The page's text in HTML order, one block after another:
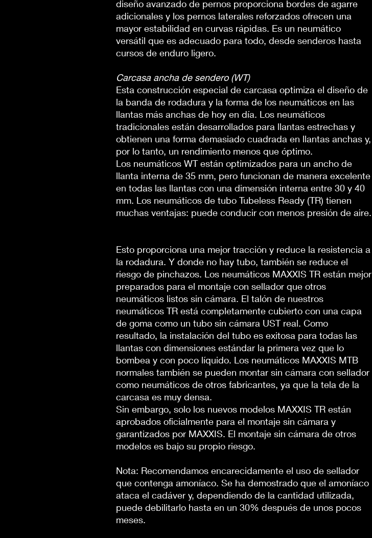
diseño avanzado de pernos proporciona bordes de agarre
adicionales y los pernos laterales reforzados ofrecen una
mayor estabilidad en curvas rápidas. Es un neumático
versátil que es adecuado para todo, desde senderos hasta
cursos de enduro ligero.
Carcasa ancha de sendero (WT)
Esta construcción especial de carcasa optimiza el diseño de
la banda de rodadura y la forma de los neumáticos en las
llantas más anchas de hoy en día. Los neumáticos
tradicionales están desarrollados para llantas estrechas y
obtienen una forma demasiado cuadrada en llantas anchas y,
por lo tanto, un rendimiento menos que óptimo.
Los neumáticos WT están optimizados para un ancho de
llanta interna de 35 mm, pero funcionan de manera excelente
en todas las llantas con una dimensión interna entre 30 y 40
mm. Los neumáticos de tubo Tubeless Ready (TR) tienen
muchas ventajas: puede conducir con menos presión de aire.
Esto proporciona una mejor tracción y reduce la resistencia a
la rodadura. Y donde no hay tubo, también se reduce el
riesgo de pinchazos. Los neumáticos MAXXIS TR están mejor
preparados para el montaje con sellador que otros
neumáticos listos sin cámara. El talón de nuestros
neumáticos TR está completamente cubierto con una capa
de goma como un tubo sin cámara UST real. Como
resultado, la instalación del tubo es exitosa para todas las
llantas con dimensiones estándar la primera vez que lo
bombea y con poco líquido. Los neumáticos MAXXIS MTB
normales también se pueden montar sin cámara con sellador
como neumáticos de otros fabricantes, ya que la tela de la
carcasa es muy densa.
Sin embargo, solo los nuevos modelos MAXXIS TR están
aprobados oficialmente para el montaje sin cámara y
garantizados por MAXXIS. El montaje sin cámara de otros
modelos es bajo su propio riesgo.
Nota: Recomendamos encarecidamente el uso de sellador
que contenga amoníaco. Se ha demostrado que el amoníaco
ataca el cadáver y, dependiendo de la cantidad utilizada,
puede debilitarlo hasta en un 30% después de unos pocos
meses.